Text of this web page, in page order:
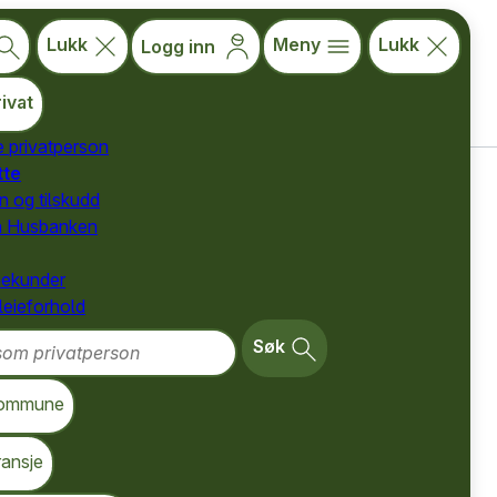
Lukk Logg inn Meny Lukk
privatperson
og tilskudd
Husbanken
privatperson
Søk
Språk/Language
melder inn på